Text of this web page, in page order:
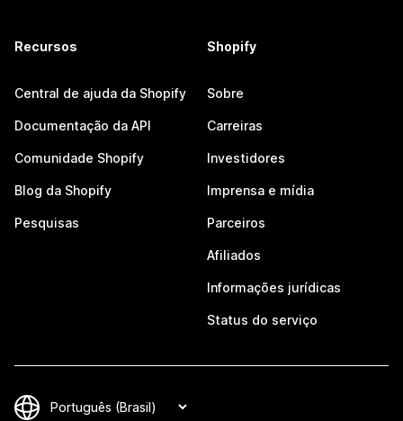
Recursos
Central de ajuda da Shopify
Documentação da API
Comunidade Shopify
Blog da Shopify
Pesquisas
Shopify
Sobre
Carreiras
Investidores
Imprensa e mídia
Parceiros
Afiliados
Informações jurídicas
Status do serviço